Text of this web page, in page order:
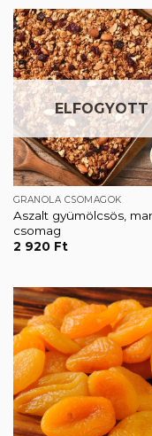
ELFOGYOTT
GRANOLA CSOMAGOK
Aszalt gyümölcsös,
csomag
2 920 Ft